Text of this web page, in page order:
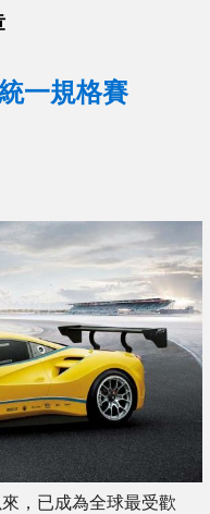
一規格賽
，已成為全球最受歡